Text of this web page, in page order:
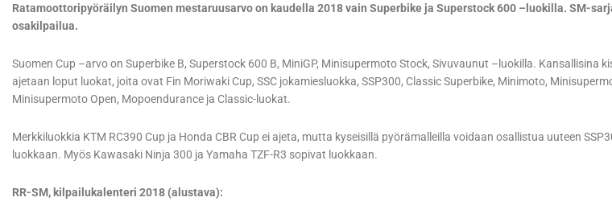
Ratamoottoripyöräilyn Suomen mestaruusarvo on kaudella 2018 vain Superbike ja Superstock 600 –luokilla. SM-
osakilpailua.
Suomen Cup –arvo on Superbike B, Superstock 600 B, MiniGP, Minisupermoto Stock, Sivuvaunut –luokilla. Kansallisina
ajetaan loput luokat, joita ovat Fin Moriwaki Cup, SSC jokamiesluokka, SSP300, Classic Superbike, Minimoto,
Minisupermoto Open, Mopoendurance ja Classic-luokat.
Merkkiluokkia KTM RC390 Cup ja Honda CBR Cup ei ajeta, mutta kyseisillä pyörämalleilla voidaan osallistua uuteen
luokkaan. Myös Kawasaki Ninja 300 ja Yamaha TZF-R3 sopivat luokkaan.
RR-SM, kilpailukalenteri 2018 (alustava):